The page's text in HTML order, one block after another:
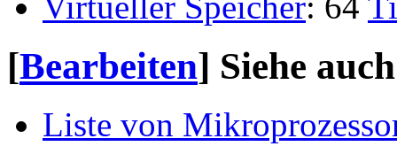
[Bearbeiten] Siehe auch
Liste von